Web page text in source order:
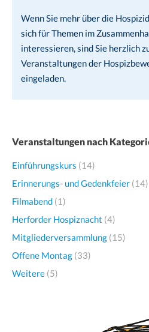
Wenn Sie mehr über die
sich für Themen im
interessieren, sind Sie herzlich
Veranstaltungen der
eingeladen.
Veranstaltungen nach
Einführungskurs (14)
Erinnerungs- und Gedenkfeier (14)
Filmabend (1)
Herforder Hospiznacht (4)
Mitgliederversammlung (15)
Offene Montag (33)
Weitere (5)